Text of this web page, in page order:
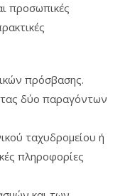
προσωπικές
πρόσβασης.
δύο παραγόντων
ταχυδρομείου ή
πληροφορίες